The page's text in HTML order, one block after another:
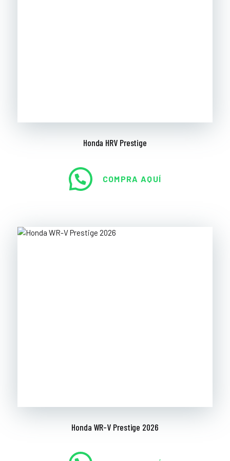
Honda HRV Prestige
COMPRA AQUÍ
Honda WR-V Prestige 2026